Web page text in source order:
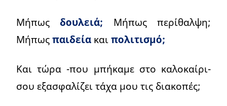
Μήπωςδουλειά; Μήπως περίθαλψη;
Μήπωςπαιδεία καιπολιτισμό;
Και τώρα -που μπήκαμε στο καλοκαίρι-
σου εξασφαλίζει τάχα μου τις διακοπές;